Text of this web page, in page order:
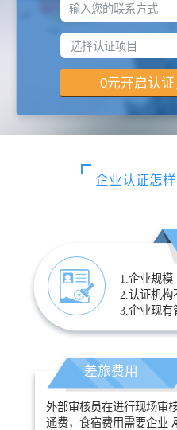
输入您的联系方式
企业认证怎
1.企业规模
2.认证机构
3.企业现有
差旅费用
外部审核员在进行现场审
通费，食宿费用需要企业